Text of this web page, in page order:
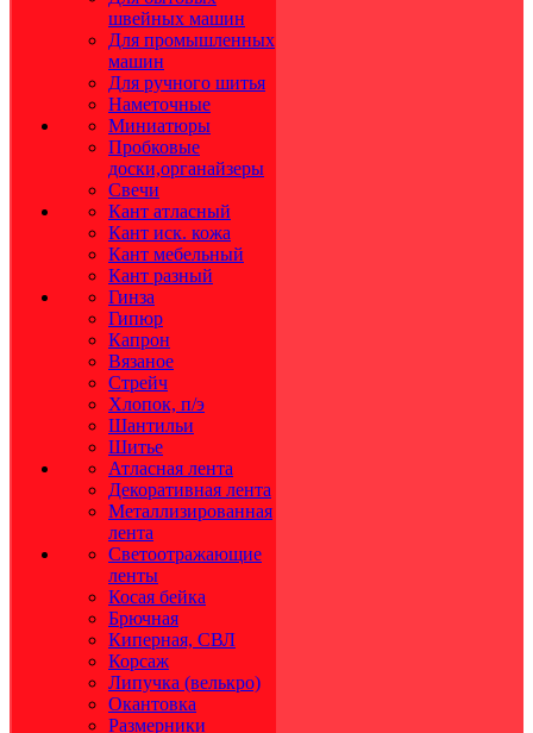
швейных машин
Для промышленных
машин
Для ручного шитья
Наметочные
Миниатюры
Пробковые
доски,органайзеры
Свечи
Кант атласный
Кант иск. кожа
Кант мебельный
Кант разный
Гинза
Гипюр
Капрон
Вязаное
Стрейч
Хлопок, п/э
Шантильи
Шитье
Атласная лента
Декоративная лента
Металлизированная
лента
Светоотражающие
ленты
Косая бейка
Брючная
Киперная, СВЛ
Корсаж
Липучка (велькро)
Окантовка
Размерники